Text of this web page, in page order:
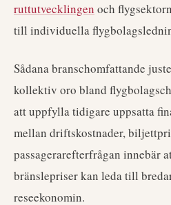
ruttutvecklingen och
till individuella
Sådana branschomfattande
kollektiv oro bland
att uppfylla tidigare uppsatta
mellan driftskostnader,
passagerarefterfrågan innebär
bränslepriser kan leda till
reseekonomin.